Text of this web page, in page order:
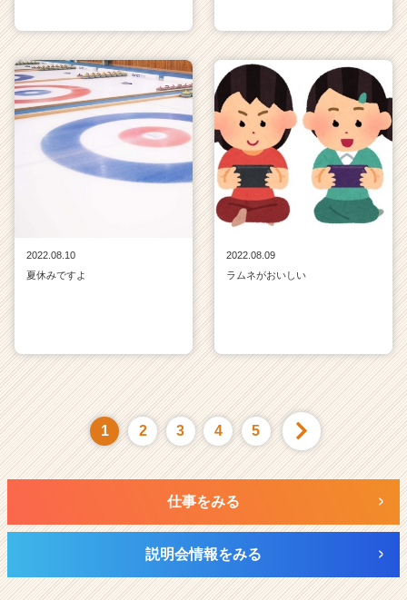
2022.08.10
夏休みですよ
2022.08.09
ラムネがおいしい
1 2 3 4 5
仕事をみる
説明会情報をみる